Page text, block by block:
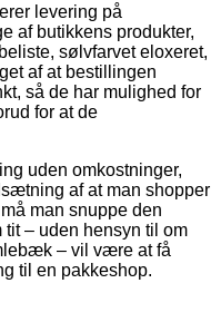
levering på
af butikkens produkter,
sølvfarvet eloxeret,
af at bestillingen
så de har mulighed for
for at de
uden omkostninger,
af at man shopper
man snuppe den
– uden hensyn til om
– vil være at få
til en pakkeshop.